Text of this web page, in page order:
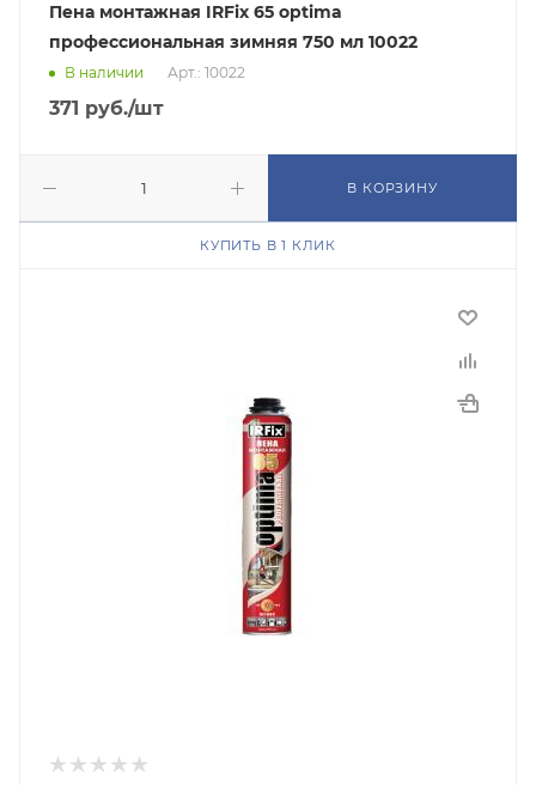
Пена монтажная IRFix 65 optima
профессиональная зимняя 750 мл 10022
В наличии Арт.: 10022
371 руб./шт
В КОРЗИНУ
КУПИТЬ В 1 КЛИК